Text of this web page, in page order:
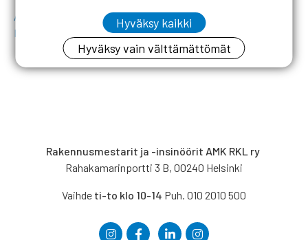
Ansiomerkkihakemus-uusi-kulta-hopea-word
Pisteysohje-2019_uusittu
Rakennusmestarit ja -insinöörit AMK RKL ry
Rahakamarinportti 3 B, 00240 Helsinki
Vaihde ti-to klo 10-14 Puh. 010 2010 500
Hyväksy kaikki
Hyväksy vain välttämättömät